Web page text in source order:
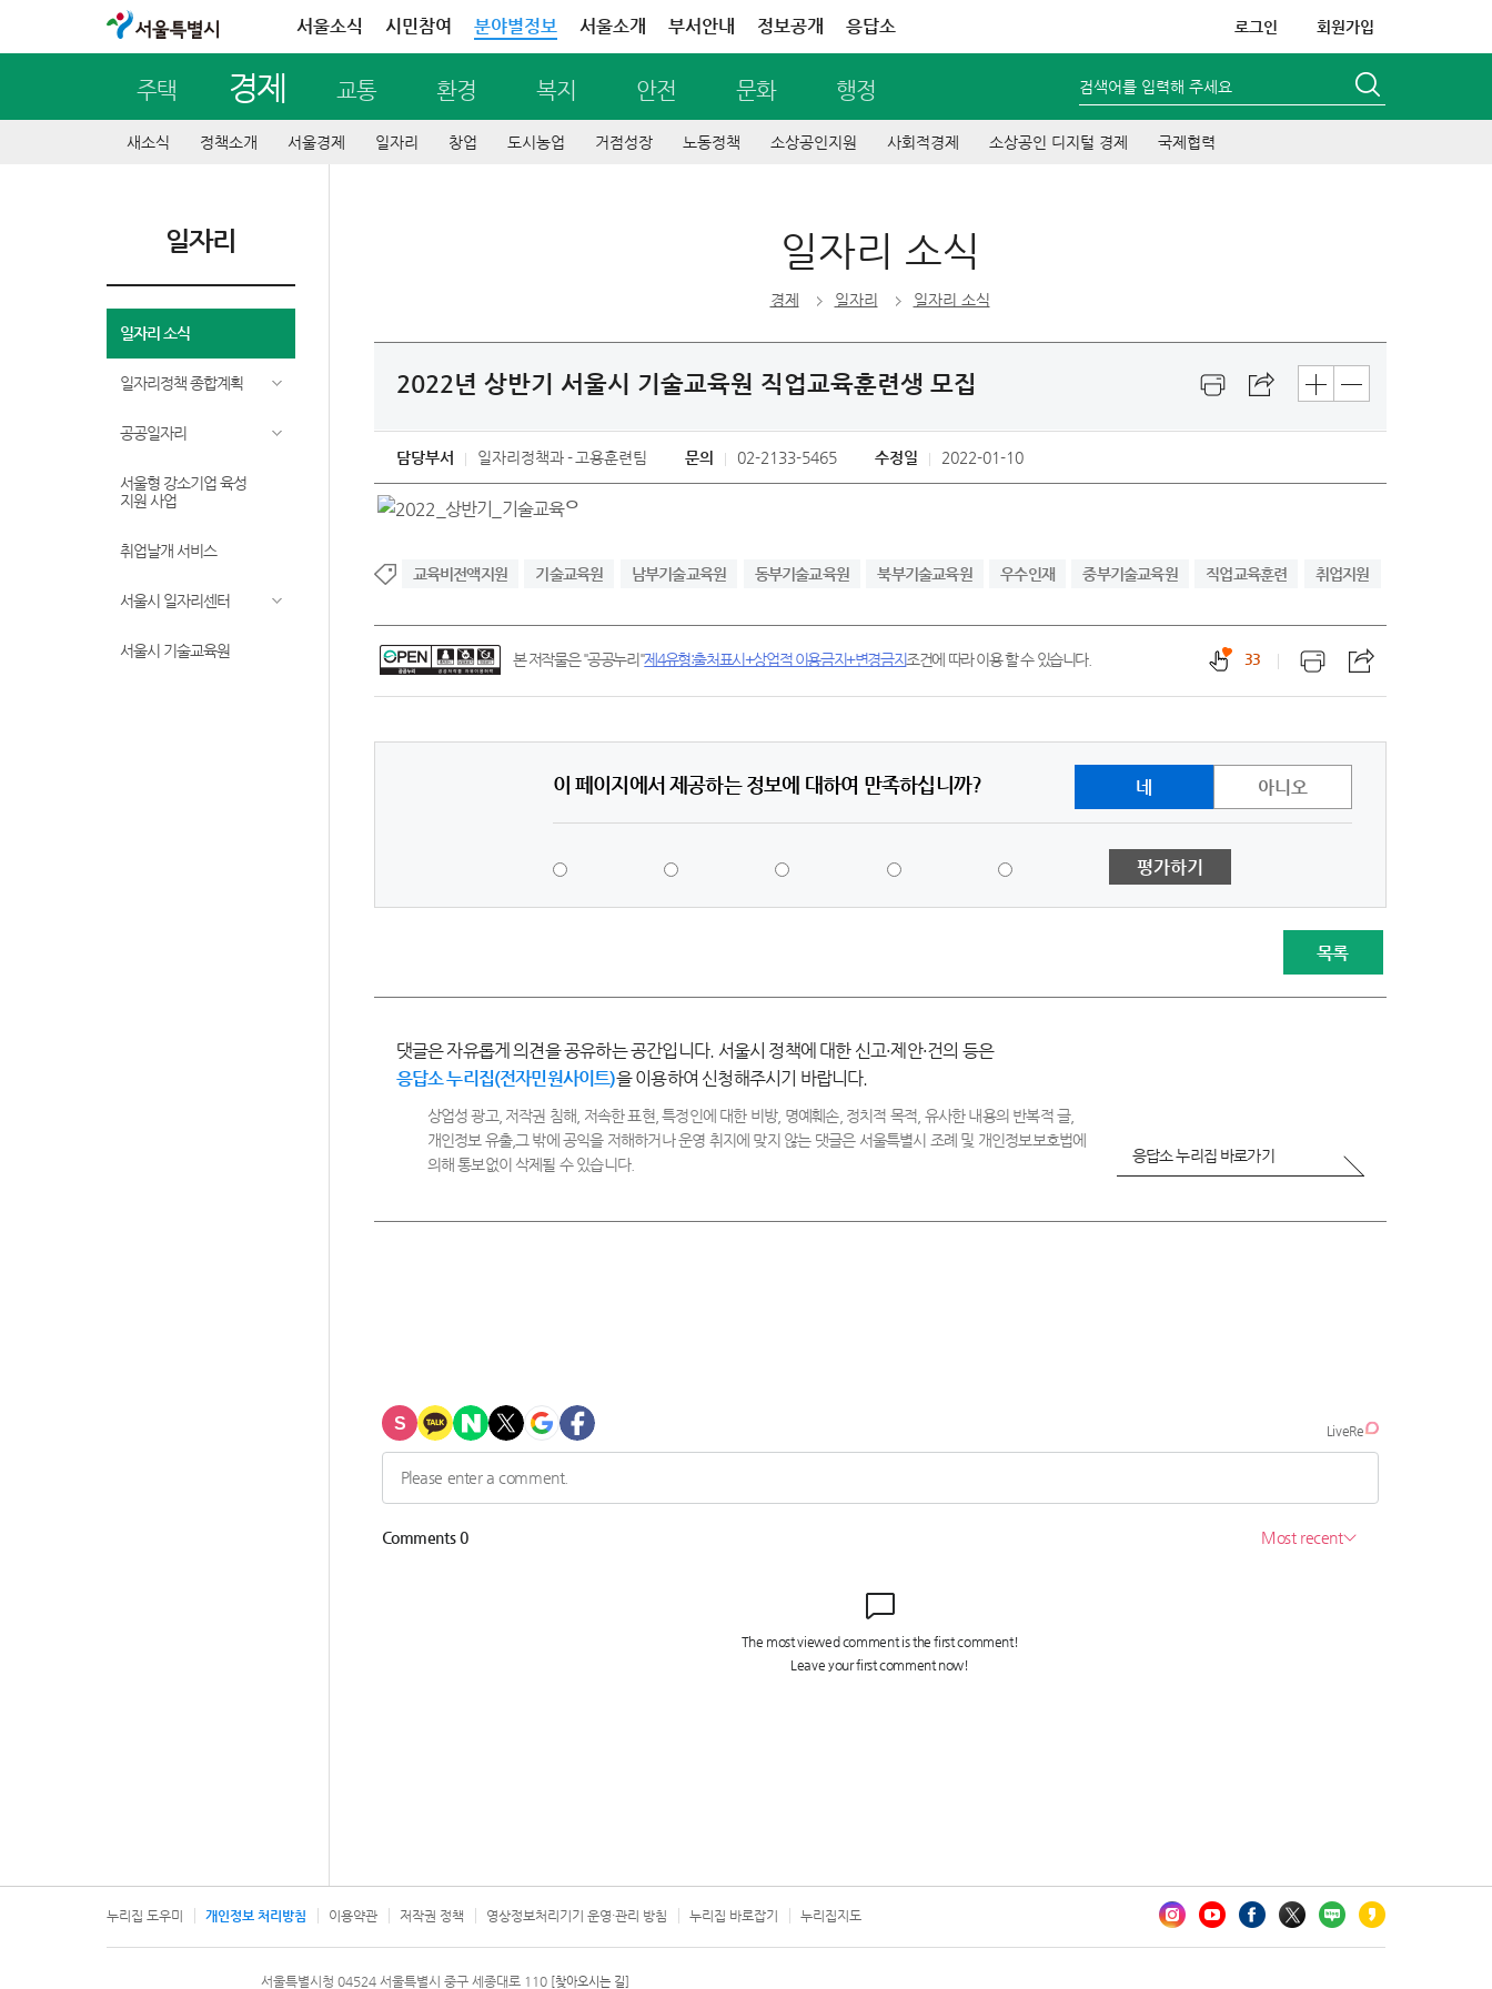
서울특별시 서울소식 시민참여 분야별정보 서울소개 부서안내 정보공개 응답소 로그인 회원가입
주택 경제 교통 환경 복지 안전 문화 행정 검색어를 입력해 주세요
새소식 정책소개 서울경제 일자리 창업 도시농업 거점성장 노동정책 소상공인지원 사회적경제 소상공인 디지털 경제 국제협력
일자리
일자리 소식
일자리정책 종합계획
공공일자리
서울형 강소기업 육성
지원 사업
취업날개 서비스
서울시 일자리센터
서울시 기술교육원
일자리 소식
경제 일자리 일자리 소식
2022년 상반기 서울시 기술교육원 직업교육훈련생 모집
담당부서 일자리정책과 고용훈련팀 문의 02-2133-5465 수정일 2022-01-10
교육비전액지원 기술교육원 남부기술교육원 동부기술교육원 북부기술교육원 우수인재 중부기술교육원 직업교육훈련 취업지원
33
본 저작물은 "공공누리"제4유형:출처표시+상업적 이용금지+변경금지조건에 따라 이용 할 수 있습니다.
이 페이지에서 제공하는 정보에 대하여 만족하십니까? 네 아니오
평가하기
목록
댓글은 자유롭게 의견을 공유하는 공간입니다. 서울시 정책에 대한 신고·제안·건의 등은
응답소 누리집(전자민원사이트)을 이용하여 신청해주시기 바랍니다.
상업성 광고, 저작권 침해, 저속한 표현, 특정인에 대한 비방, 명예훼손, 정치적 목적, 유사한 내용의 반복적 글,
개인정보 유출,그 밖에 공익을 저해하거나 운영 취지에 맞지 않는 댓글은 서울특별시 조례 및 개인정보보호법에
의해 통보없이 삭제될 수 있습니다.
응답소 누리집 바로가기
누리집 도우미 개인정보 처리방침 이용약관 저작권 정책 영상정보처리기기 운영·관리 방침 누리집 바로잡기 누리집지도
서울특별시청 04524 서울특별시 중구 세종대로 110 [찾아오시는 길]